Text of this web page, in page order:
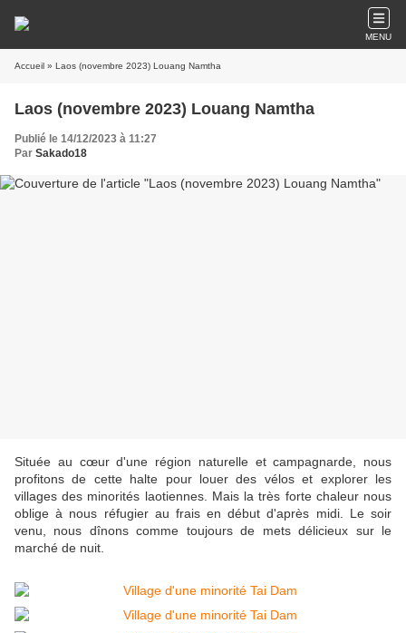
MENU
Accueil » Laos (novembre 2023) Louang Namtha
Laos (novembre 2023) Louang Namtha
Publié le 14/12/2023 à 11:27
Par Sakado18
Située au cœur d'une région naturelle et campagnarde, nous
profitons de cette halte pour louer des vélos et explorer les
villages des minorités laotiennes. Mais la très forte chaleur nous
oblige à nous réfugier au frais en début d'après midi. Le soir
venu, nous dînons comme toujours de mets délicieux sur le
marché de nuit.